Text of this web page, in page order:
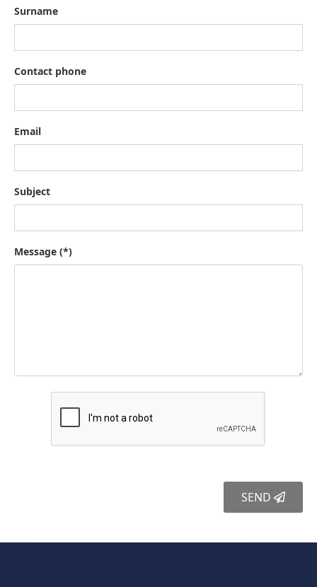
Surname
Contact phone
Email
Subject
Message (*)
SEND